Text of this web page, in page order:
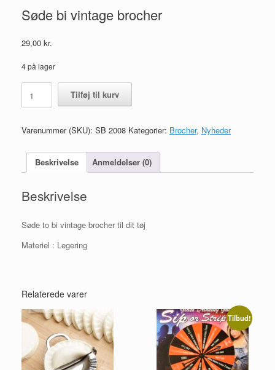
Søde bi vintage brocher
29,00 kr.
4 på lager
Søde
vintage
antal
Tilføj til kurv
Varenummer (SKU): SB 2008 Kategorier: Brocher, Nyheder
Beskrivelse Anmeldelser (0)
Beskrivelse
Søde to bi vintage brocher til dit tøj
Materiel : Legering
Relaterede varer
Tilbud!